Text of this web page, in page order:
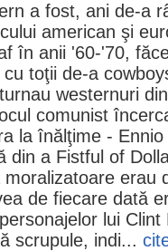
a fost, ani de-a
american şi
în anii '60-'70,
toţii de-a
westernuri
comunist
la înălţime -
din a Fistful of
erau
de fiecare dată
lui Clint
scrupule, indi...